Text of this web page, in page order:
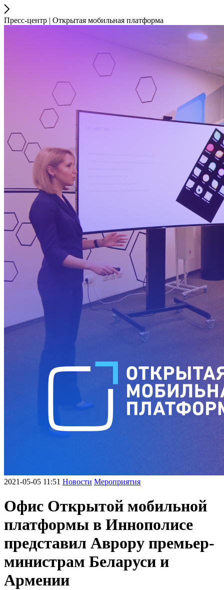
Пресс-центр | Открытая мобильная платформа
2021-05-05 11:51 Новости Мероприятия
Офис Открытой мобильной
платформы в Иннополисе
представил Аврору премьер-
министрам Беларуси и
Армении